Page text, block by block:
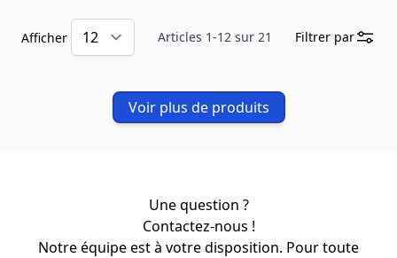
Articles 1-12 sur 21
Afficher Filtrer par
Voir plus de produits
Une question ?
Contactez-nous !
Notre équipe est à votre disposition. Pour toute